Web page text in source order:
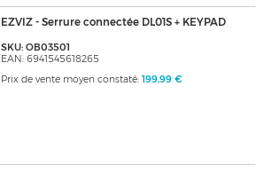
EZVIZ - Serrure connectée DL01S + KEYPAD
SKU: OB03501
EAN: 6941545618265
Prix de vente moyen constaté: 199,99 €